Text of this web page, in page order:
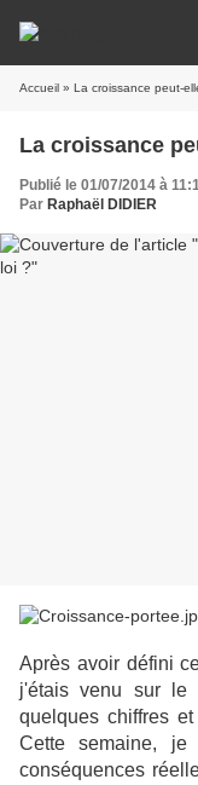
Accueil » La croissance peut-
La croissance
Publié le 01/07/2014 à
Par Raphaël DIDIER
Après avoir défini
j'étais venu sur le
quelques chiffres
Cette semaine,
conséquences